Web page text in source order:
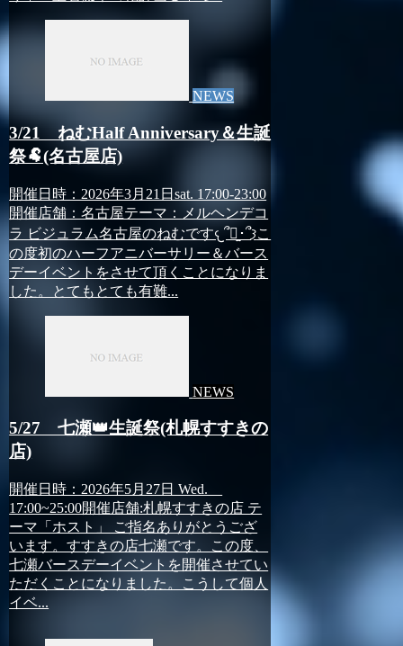
NEWS
3/21 ねむHalf Anniversary＆生誕
祭🐏(名古屋店)
開催日時：2026年3月21日sat. 17:00-23:00
開催店舗：名古屋テーマ：メルヘンデコ
ラ ビジュラム名古屋のねむです𐔌՞･̫･՞𐦯こ
の度初のハーフアニバーサリー＆バース
デーイベントをさせて頂くことになりま
した。とてもとても有難...
NEWS
5/27 七瀬👑生誕祭(札幌すすきの
店)
開催日時：2026年5月27日 Wed.
17:00~25:00開催店舗:札幌すすきの店 テ
ーマ「ホスト」 ご指名ありがとうござ
います。すすきの店七瀬です。この度、
七瀬バースデーイベントを開催させてい
ただくことになりました。こうして個人
イベ...